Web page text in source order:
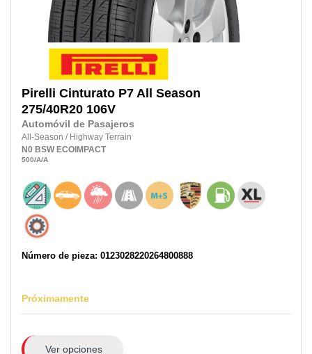
Pirelli Cinturato P7 All Season
275/40R20 106V
Automóvil de Pasajeros
All-Season / Highway Terrain
N0 BSW ECOIMPACT
500/A/A
Número de pieza: 0123028220264800888
Próximamente
Ver opciones